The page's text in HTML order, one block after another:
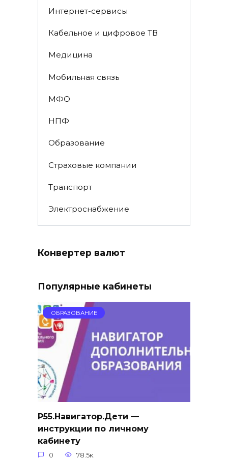
Интернет-сервисы
Кабельное и цифровое ТВ
Медицина
Мобильная связь
МФО
НПФ
Образование
Страховые компании
Транспорт
Электроснабжение
Конвертер валют
Популярные кабинеты
ОБРАЗОВАНИЕ
Р55.Навигатор.Дети —
инструкции по личному
кабинету
0 78.5к.